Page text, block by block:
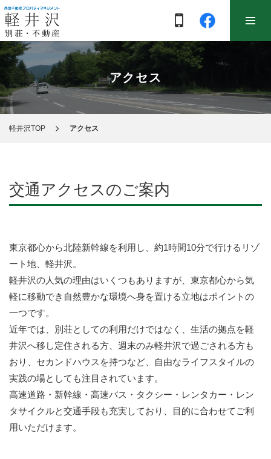
アクセス
軽井沢TOP アクセス
交通アクセスのご案内
東京都心から北陸新幹線を利用し、約1時間10分で行けるリゾ
ート地、軽井沢。
軽井沢の人気の理由はいくつもありますが、東京都心から気
軽に移動でき自然豊かな環境へ身を置ける立地はポイントの
一つです。
近年では、別荘としての利用だけではなく、生活の拠点を軽
井沢へ移し定住される方、週末のみ軽井沢で過ごされる方も
おり、セカンドハウスを持つなど、自由なライフスタイルの
実践の場としても注目されています。
高速道路・新幹線・高速バス・タクシー・レンタカー・レン
タサイクルと交通手段も充実しており、目的に合わせてご利
用いただけます。